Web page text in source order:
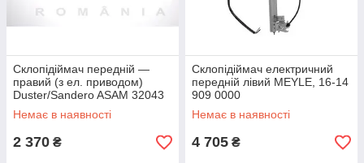
Склопідіймач передній —
правий (з ел. приводом)
Duster/Sandero ASAM 32043
Немає в наявності
2 370 ₴
Склопідіймач електричний
передній лівий MEYLE, 16-14
909 0000
Немає в наявності
4 705 ₴